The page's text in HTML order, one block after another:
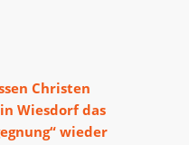
Christen
Wiesdorf das
wieder